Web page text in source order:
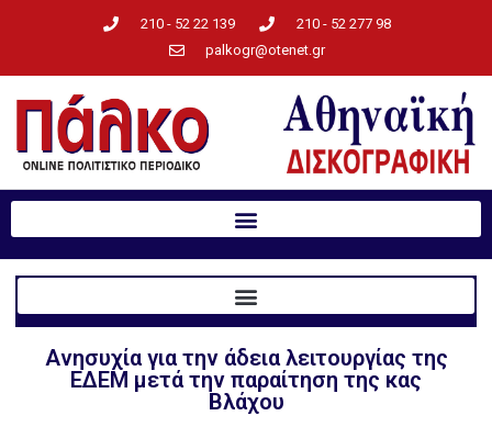
210 - 52 22 139
210 - 52 277 98
palkogr@otenet.gr
Ανησυχία για την άδεια λειτουργίας της
ΕΔΕΜ μετά την παραίτηση της κας
Βλάχου